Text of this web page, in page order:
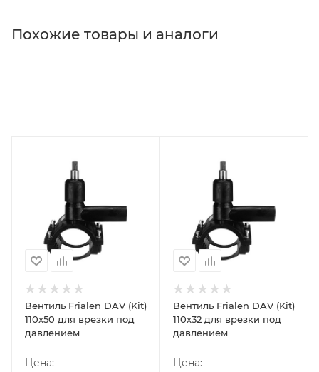
Похожие товары и аналоги
Вентиль Frialen DAV (Kit)
110х50 для врезки под
давлением
Цена:
Вентиль Frialen DAV (Kit)
110х32 для врезки под
давлением
Цена: